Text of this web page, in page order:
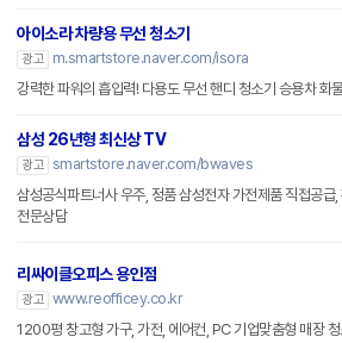
아이소라 차량용 무선 청소기
광고
m.smartstore.naver.com/isora
강력한 파워의 흡입력! 다용도 무선 핸디 청소기 승용차 화
삼성 26년형 최신상 TV
광고 smartstore.naver.com/bwaves
삼성공식파트너사 우주, 정품 삼성전자 가전제품 직접공급,
전문상담
리싸이클오피스 용인점
광고 www.reofficey.co.kr
1200평 창고형 가구, 가전, 에어컨, PC 기업맞춤형 매장 청